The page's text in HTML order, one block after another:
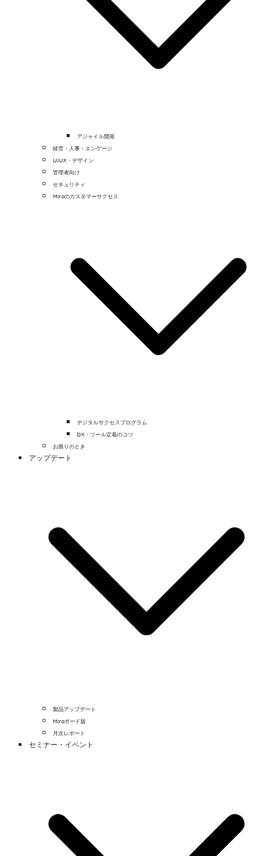
アジャイル開発
経営・人事・エンゲージ
UIUX・デザイン
管理者向け
セキュリティ
Miroのカスタマーサクセス
デジタルサクセスプログラム
DX・ツール定着のコツ
お困りのとき
アップデート
製品アップデート
Miroボード版
月次レポート
セミナー・イベント